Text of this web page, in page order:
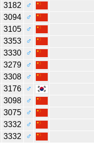
3182
♂
3094
♂
3105
♂
3353
♂
3330
♂
3279
♂
3308
♂
3176
♂
3098
♂
3075
♂
3332
♂
3332
♂